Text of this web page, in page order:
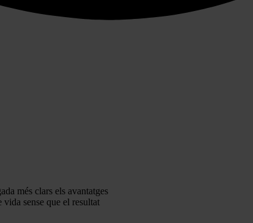
més clars els avantatges
sense que el resultat